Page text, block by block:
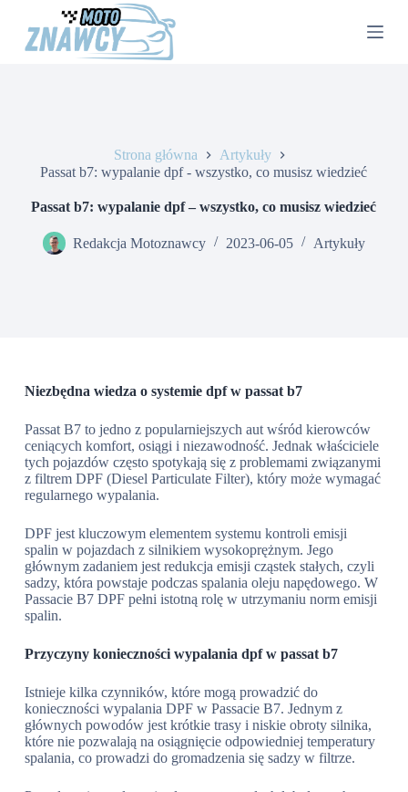
Strona główna
Artykuły
Passat b7: wypalanie dpf - wszystko, co musisz wiedzieć
Passat b7: wypalanie dpf – wszystko, co musisz wiedzieć
Redakcja Motoznawcy 2023-06-05 Artykuły
Niezbędna wiedza o systemie dpf w passat b7
Passat B7 to jedno z popularniejszych aut wśród kierowców
ceniących komfort, osiągi i niezawodność. Jednak właściciele
tych pojazdów często spotykają się z problemami związanymi
z filtrem DPF (Diesel Particulate Filter), który może wymagać
regularnego wypalania.
DPF jest kluczowym elementem systemu kontroli emisji
spalin w pojazdach z silnikiem wysokoprężnym. Jego
głównym zadaniem jest redukcja emisji cząstek stałych, czyli
sadzy, która powstaje podczas spalania oleju napędowego. W
Passacie B7 DPF pełni istotną rolę w utrzymaniu norm emisji
spalin.
Przyczyny konieczności wypalania dpf w passat b7
Istnieje kilka czynników, które mogą prowadzić do
konieczności wypalania DPF w Passacie B7. Jednym z
głównych powodów jest krótkie trasy i niskie obroty silnika,
które nie pozwalają na osiągnięcie odpowiedniej temperatury
spalania, co prowadzi do gromadzenia się sadzy w filtrze.